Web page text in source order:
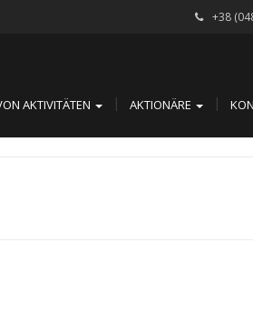
+38
AKTIVITÄTEN AKTIONÄRE